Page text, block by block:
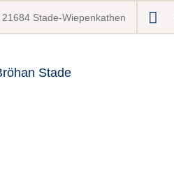
Stade-Wiepenkathen